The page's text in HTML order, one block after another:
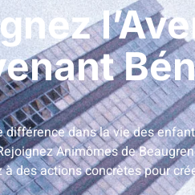
différence dans la vie des
Animômes de
à des actions concrètes pour